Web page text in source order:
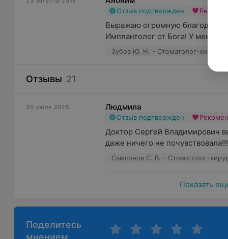
Отзыв подтвержден
Выражаю огромную
Имплантолог от Бога! У меня
Зубов Ю. Н. - Стоматолог-хирург
Отзывы 21
30 июля 2025 Людмила
Отзыв подтвержден
Доктор Сергей Владимирович
даже ничего не
Самсонов С. В. - Стоматолог-
Показать
Поделитесь
мнением